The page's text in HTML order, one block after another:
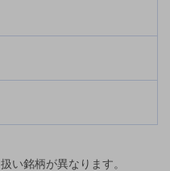
い銘柄が異なります。